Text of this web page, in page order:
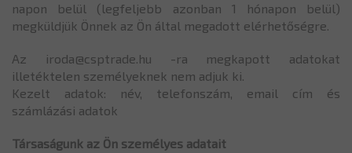
napon belül (legfeljebb azonban 1 hónapon belül)
megküldjük Önnek az Ön által megadott elérhetőségre.
Az iroda@csptrade.hu -ra megkapott adatokat
illetéktelen személyeknek nem adjuk ki.
Kezelt adatok: név, telefonszám, email cím és
számlázási adatok
Társaságunk az Ön személyes adatait